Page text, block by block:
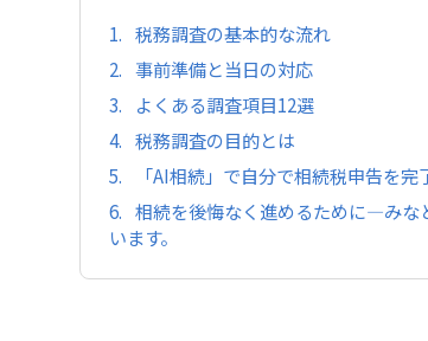
1. 税務調査の基本的な流れ
2. 事前準備と当日の対応
3.
よくある調査項目12選
4. 税務調査の目的とは
5.
「AI相続」で自分で相続税申告を完
6. 相続を後悔なく進めるために—みな
います。